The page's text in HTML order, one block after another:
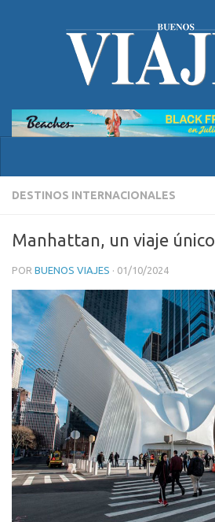
DESTINOS INTERNACIONALES
Manhattan, un viaje único
POR BUENOS VIAJES · 01/10/2024